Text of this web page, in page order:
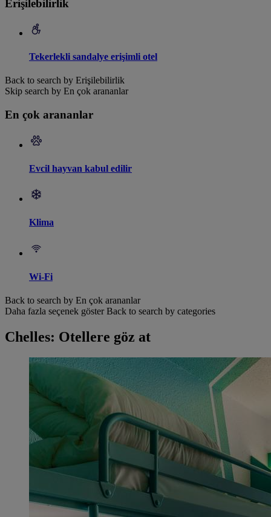
Erişilebilirlik
Tekerlekli sandalye erişimli otel
Back to search by Erişilebilirlik
Skip search by En çok arananlar
En çok arananlar
Evcil hayvan kabul edilir
Klima
Wi-Fi
Back to search by En çok arananlar
Daha fazla seçenek göster Back to search by categories
Chelles: Otellere göz at